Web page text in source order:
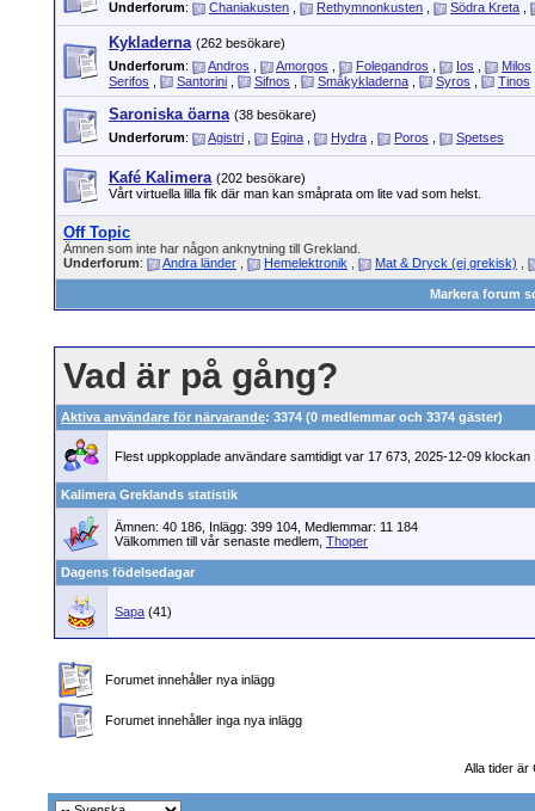
Underforum: Chaniakusten Rethymnonkusten Södra Kreta
Kykladerna (262 besökare)
Underforum: Andros Amorgos Folegandros Ios
Milos
Serifos
Santorini Sifnos Småkykladerna Syros Tinos
Saroniska öarna (38 besökare)
Underforum: Agistri Egina Hydra Poros Spetses
Kafé Kalimera (202 besökare)
Vårt virtuella lilla fik där man kan småprata om lite vad som helst.
Off Topic
Ämnen som inte har någon anknytning till Grekland.
Underforum: Andra länder Hemelektronik Mat & Dryck (ej grekisk)
Markera forum
Vad är på gång?
Aktiva användare för närvarande: 3374 (0 medlemmar och 3374 gäster)
Flest uppkopplade användare samtidigt var 17 673, 2025-12-09 klockan
Kalimera Greklands statistik
Ämnen: 40 186, Inlägg: 399 104, Medlemmar: 11 184
Välkommen till vår senaste medlem, Thoper
Dagens födelsedagar
Sapa (41)
Forumet innehåller nya inlägg
Forumet innehåller inga nya inlägg
Alla tider är